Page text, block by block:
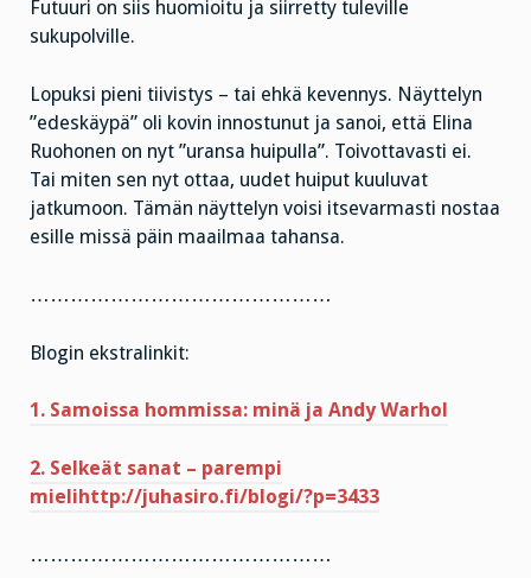
Futuuri on siis huomioitu ja siirretty tuleville
sukupolville.
Lopuksi pieni tiivistys – tai ehkä kevennys. Näyttelyn
”edeskäypä” oli kovin innostunut ja sanoi, että Elina
Ruohonen on nyt ”uransa huipulla”. Toivottavasti ei.
Tai miten sen nyt ottaa, uudet huiput kuuluvat
jatkumoon. Tämän näyttelyn voisi itsevarmasti nostaa
esille missä päin maailmaa tahansa.
………………………………………
Blogin ekstralinkit:
1. Samoissa hommissa: minä ja Andy Warhol
2. Selkeät sanat – parempi
mielihttp://juhasiro.fi/blogi/?p=3433
………………………………………